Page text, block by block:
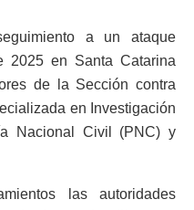
a un ataque
2025 en Santa Catarina
de la Sección contra
en Investigación
Nacional Civil (PNC) y
las autoridades